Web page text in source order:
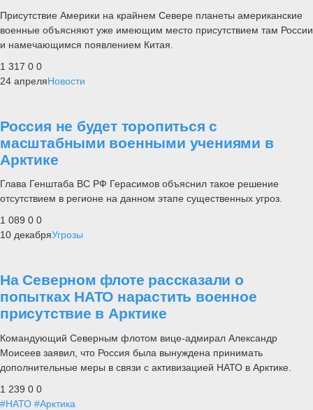
Присутствие Америки на крайнем Севере планеты американские
военные объясняют уже имеющим место присутствием там России
и намечающимся появлением Китая.
1 317 0 0
24 апреляНовости
Россия не будет торопиться с
масштабными военными учениями в
Арктике
Глава Генштаба ВС РФ Герасимов объяснил такое решение
отсутствием в регионе на данном этапе существенных угроз.
1 089 0 0
10 декабряУгрозы
На Северном флоте рассказали о
попытках НАТО нарастить военное
присутствие в Арктике
Командующий Северным флотом вице-адмирал Александр
Моисеев заявил, что Россия была вынуждена принимать
дополнительные меры в связи с активизацией НАТО в Арктике.
1 239 0 0
#НАТО #Арктика